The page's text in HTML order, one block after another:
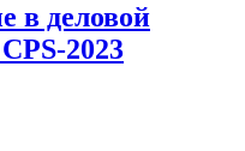
в деловой
2023